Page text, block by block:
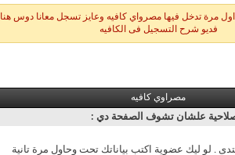
اول مرة تدخل فيها مصرواي كافيه وعايز تسجل معانا دوس هنا
فديو شرح التسجيل فى الكافيه
مصراوي كافيه
علشان تشوف الصفحة دي :
. لو ليك عضوية اكتب بياناتك تحت وحاول مرة تانية